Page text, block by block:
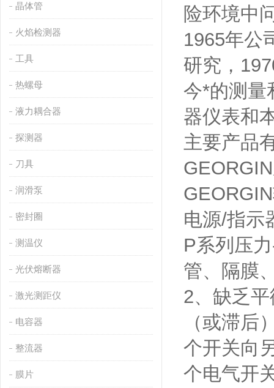
晶体管
火焰检测器
工具
热螺母
液力耦合器
探测器
刀具
润滑泵
密封圈
测温仪
光伏熔断器
激光测距仪
电容器
整流器
膜片
险环境中
1965年公
研究，
今*的测量
器仪表和
主要产品
电源/指示
P系列压
管、隔膜
2、缺乏
（或滞
个开关向
个电气开